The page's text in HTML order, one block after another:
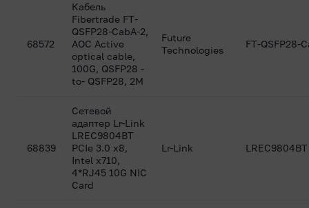
68572
Кабель
Fibertrade FT-
QSFP28-CabA-2,
AOC Active
optical cable,
100G, QSFP28 -
to- QSFP28, 2M
Future
Technologies
FT-QSFP28-
68839
Сетевой
адаптер Lr-Link
LREC9804BT
PCIe 3.0 x8,
Intel x710,
4*RJ45 10G NIC
Card
Lr-Link LREC9804BT